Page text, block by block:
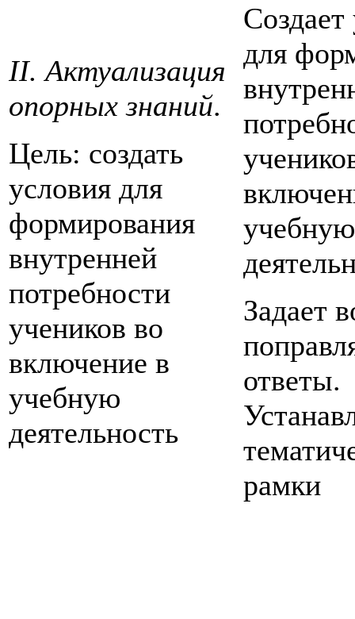
II. Актуализация
опорных знаний.
Цель: создать
условия для
формирования
внутренней
потребности
учеников во
включение в
учебную
деятельность
Создает
для
учебную
Задает
ответы.
рамки